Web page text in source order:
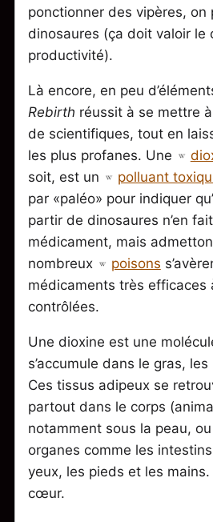
ponctionner des vipères, on
dinosaures (ça doit valoir le
productivité).
Là encore, en peu
Rebirth réussit à se mettre
de scientifiques, tout en
les plus profanes. Une
soit, est un
polluant
par «paléo» pour indiquer
partir de dinosaures n’en
médicament, mais
nombreux
poisons
médicaments très efficaces
contrôlées.
Une dioxine est une
s’accumule dans le gras, les
Ces tissus adipeux se
partout dans le corps
notamment sous la peau,
organes comme les
yeux, les pieds et les mains.
cœur.